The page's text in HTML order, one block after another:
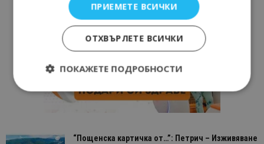
“Пощенска картичка от…”: Петрич – Изживяване
ПРИЕМЕТЕ ВСИЧКИ
ОТХВЪРЛЕТЕ ВСИЧКИ
ПОКАЖЕТЕ ПОДРОБНОСТИ
Ефективност